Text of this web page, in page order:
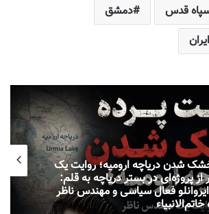
قدس
دمشق
پشت پرده خشک شدن دریاچه ارومیه؛ روایت یک
مهندس ناظر از پروژه‌ای در بستر دریاچه به قلم:
ایروانلو فعال سیاسی و مهندس ناظر